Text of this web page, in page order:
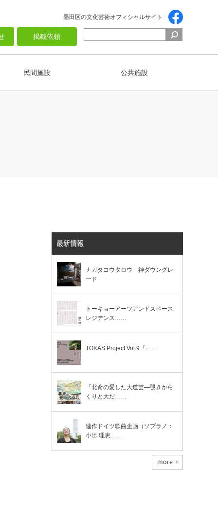
墨田区の文化芸術オフィシャルサイト
掲載依頼
民間施設 公共施設
最新情報
ナガタコウタロウ 神ダウングレ
ード
トーキョーアーツアンドスペース
レジデンス……
TOKAS Project Vol.9『……
「北斎の愛した大道芸―覗きから
くりと大だ……
連作ドイツ歌曲企画（ソプラノ：
小出 理恵……
more